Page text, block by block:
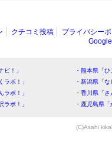
クチコミ投稿
プライバシー
ビ！」
・熊本県「
ラボ！」
・新潟県「
ラボ！」
・香川県「
ラボ！」
・鹿児島県
(C)Asahi